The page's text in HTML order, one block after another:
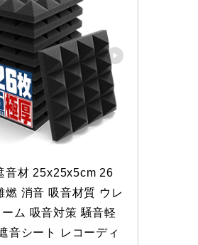
音材 25x25x5cm 26
燃 消音 吸音材質 ウレ
ーム 吸音対策 騒音軽
音シート レコーディ